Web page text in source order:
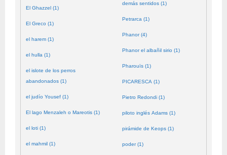
El Ghazzel (1)
El Greco (1)
el harem (1)
el hulla (1)
el islote de los perros
abandonados (1)
el judío Yousef (1)
El lago Menzaleh o Mareotis (1)
el loti (1)
el mahmil (1)
demás sentidos (1)
Petrarca (1)
Phanor (4)
Phanor el albañil sirio (1)
Pharouïs (1)
PICARESCA (1)
Pietro Redondi (1)
piloto inglés Adams (1)
pirámide de Keops (1)
poder (1)